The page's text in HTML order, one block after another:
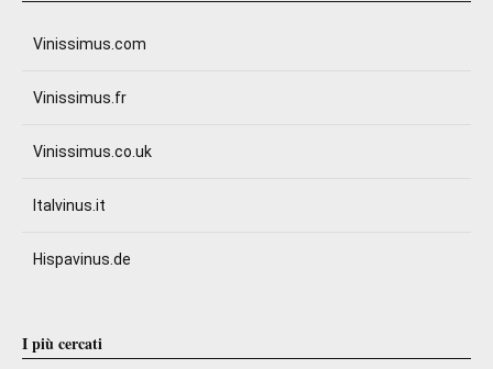
Vinissimus.com
Vinissimus.fr
Vinissimus.co.uk
Italvinus.it
Hispavinus.de
I più cercati